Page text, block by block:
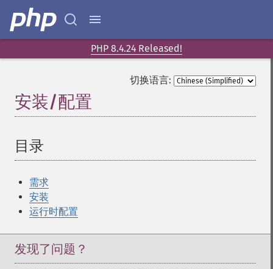
PHP 8.4.24 Released!
切换语言:
安装/配置
目录
需求
安装
运行时配置
发现了问题？